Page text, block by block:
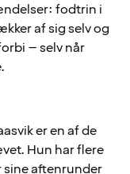
fodtrin i
af sig selv og
– selv når
er en af de
Hun har flere
aftenrunder